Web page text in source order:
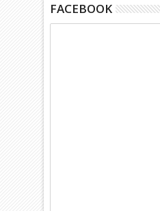
FACEBOOK